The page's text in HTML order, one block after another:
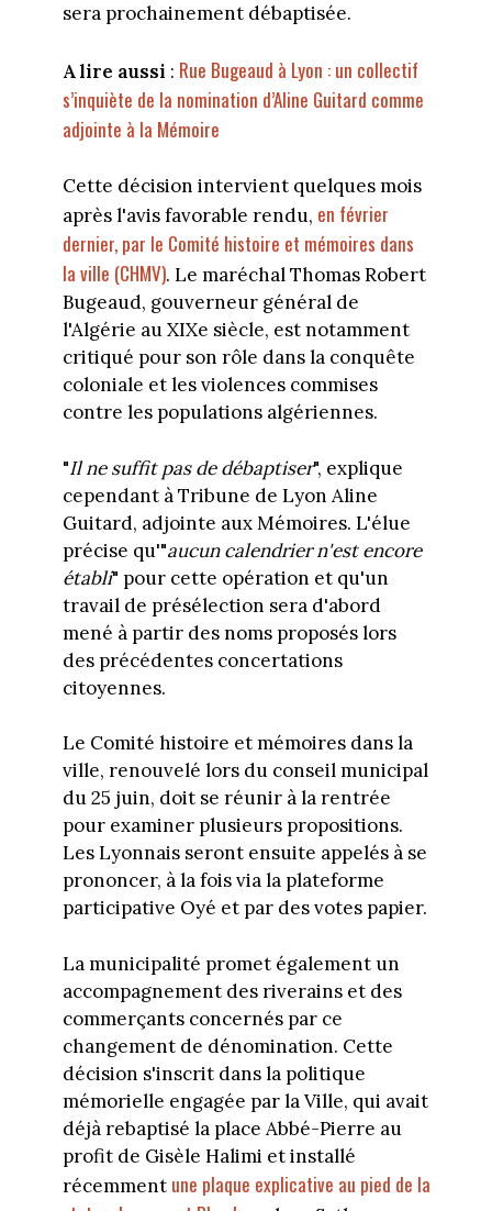
sera prochainement débaptisée.
A lire aussi : Rue Bugeaud à Lyon : un collectif
s’inquiète de la nomination d’Aline Guitard comme
adjointe à la Mémoire
Cette décision intervient quelques mois
après l'avis favorable rendu, en février
dernier, par le Comité histoire et mémoires dans
la ville (CHMV). Le maréchal Thomas Robert
Bugeaud, gouverneur général de
l'Algérie au XIXe siècle, est notamment
critiqué pour son rôle dans la conquête
coloniale et les violences commises
contre les populations algériennes.
"Il ne suffit pas de débaptiser", explique
cependant à Tribune de Lyon Aline
Guitard, adjointe aux Mémoires. L'élue
précise qu'"aucun calendrier n'est encore
établi" pour cette opération et qu'un
travail de présélection sera d'abord
mené à partir des noms proposés lors
des précédentes concertations
citoyennes.
Le Comité histoire et mémoires dans la
ville, renouvelé lors du conseil municipal
du 25 juin, doit se réunir à la rentrée
pour examiner plusieurs propositions.
Les Lyonnais seront ensuite appelés à se
prononcer, à la fois via la plateforme
participative Oyé et par des votes papier.
La municipalité promet également un
accompagnement des riverains et des
commerçants concernés par ce
changement de dénomination. Cette
décision s'inscrit dans la politique
mémorielle engagée par la Ville, qui avait
déjà rebaptisé la place Abbé-Pierre au
profit de Gisèle Halimi et installé
récemment une plaque explicative au pied de la